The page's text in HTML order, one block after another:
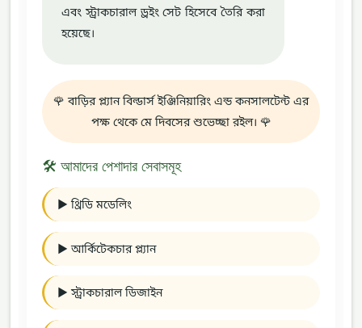
এবং স্ট্রাকচারাল ড্রইং সেট হিসেবে তৈরি করা
হয়েছে।
🌹 বাড়ির প্ল্যান বিল্ডার্স ইঞ্জিনিয়ারিং এন্ড কনসালটেন্ট এর
পক্ষ থেকে মে দিবসের শুভেচ্ছা রইল। 🌹
🛠️ আমাদের পেশাদার সেবাসমূহ
► থ্রিডি মডেলিং
► আর্কিটেকচার প্ল্যান
► স্ট্রাকচারাল ডিজাইন